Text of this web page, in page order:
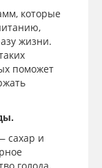
которые
жизни.
поможет
сахар и